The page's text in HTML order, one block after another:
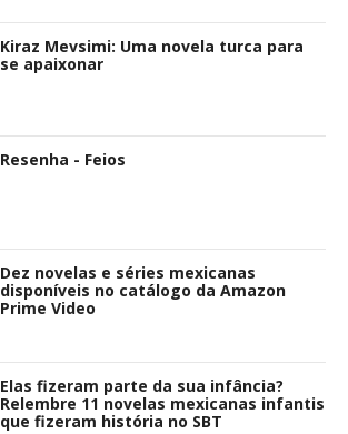
Kiraz Mevsimi: Uma novela turca para
se apaixonar
Resenha - Feios
Dez novelas e séries mexicanas
disponíveis no catálogo da Amazon
Prime Video
Elas fizeram parte da sua infância?
Relembre 11 novelas mexicanas infantis
que fizeram história no SBT